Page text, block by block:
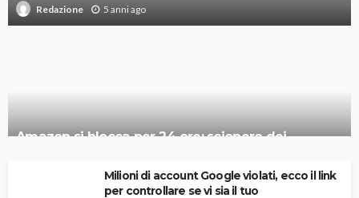
Redazione 5 anni ago
Amazon si blocca per 24 ore: sciopero dei
Milioni di account Google violati, ecco il link
per controllare se vi sia il tuo